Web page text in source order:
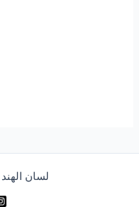
Copyright © 2026 لسان الهند